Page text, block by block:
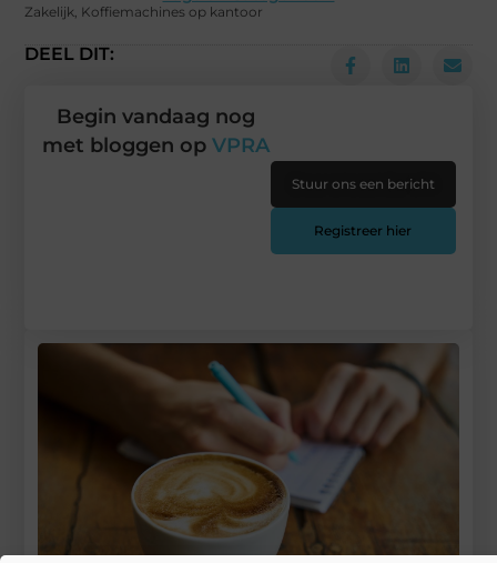
Zakelijk, Koffiemachines op kantoor
DEEL DIT:
Begin vandaag nog
met bloggen opVPRA
Stuur ons een bericht
Registreer hier